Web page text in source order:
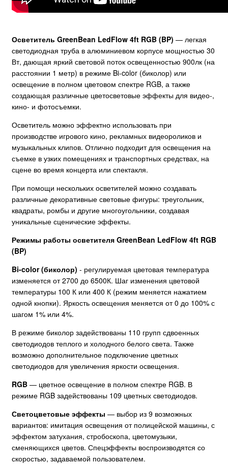
Осветитель GreenBean LedFlow 4ft RGB (BP) — легкая
светодиодная труба в алюминиевом корпусе мощностью 30
Вт, дающая яркий световой поток освещенностью 900лк (на
расстоянии 1 метр) в режиме Bi-color (биколор) или
освещение в полном цветовом спектре RGB, а также
создающая различные цветосветовые эффекты для видео-,
кино- и фотосъемки.
Осветитель можно эффектно использовать при
производстве игрового кино, рекламных видеороликов и
музыкальных клипов. Отлично подходит для освещения на
съемке в узких помещениях и транспортных средствах, на
сцене во время концерта или спектакля.
При помощи нескольких осветителей можно создавать
различные декоративные световые фигуры: треугольник,
квадраты, ромбы и другие многоугольники, создавая
уникальные сценические эффекты.
Режимы работы осветителя GreenBean LedFlow 4ft RGB
(BP)
Bi-color (биколор) - регулируемая цветовая температура
изменяется от 2700 до 6500К. Шаг изменения цветовой
температуры 100 К или 400 К (режим меняется нажатием
одной кнопки). Яркость освещения меняется от 0 до 100% с
шагом 1% или 4%.
В режиме биколор задействованы 110 групп сдвоенных
светодиодов теплого и холодного белого света. Также
возможно дополнительное подключение цветных
светодиодов для увеличения яркости освещения.
RGB — цветное освещение в полном спектре RGB. В
режиме RGB задействованы 109 цветных светодиодов.
Светоцветовые эффекты — выбор из 9 возможных
вариантов: имитация освещения от полицейской машины, с
эффектом затухания, стробоскопа, цветомузыки,
сменяющихся цветов. Спецэффекты воспроизводятся со
скоростью, задаваемой пользователем.